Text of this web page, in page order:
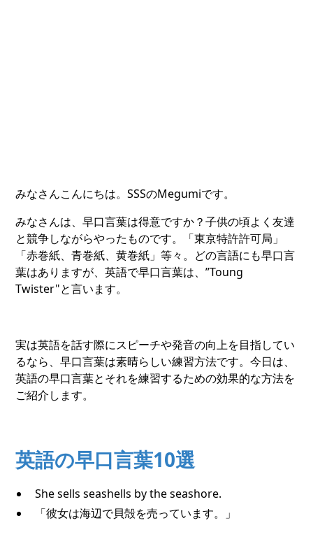
みなさんこんにちは。SSSのMegumiです。
みなさんは、早口言葉は得意ですか？子供の頃よく友達
と競争しながらやったものです。「東京特許許可局」
「赤巻紙、青巻紙、黄巻紙」等々。どの言語にも早口言
葉はありますが、英語で早口言葉は、”Toung
Twister"と言います。
実は英語を話す際にスピーチや発音の向上を目指してい
るなら、早口言葉は素晴らしい練習方法です。今日は、
英語の早口言葉とそれを練習するための効果的な方法を
ご紹介します。
英語の早口言葉10選
She sells seashells by the seashore.
「彼女は海辺で貝殻を売っています。」